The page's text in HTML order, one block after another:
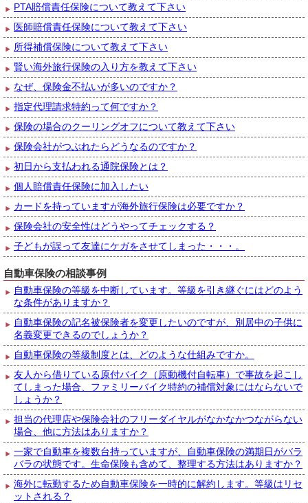
PTA賠償責任保険について教えて下さい
医師賠償責任保険について教えて下さい
所得補償保険について教えて下さい
賢い海外旅行保険の入り方を教えて下さい
なぜ、保険金不払いが多いのですか？
指定代理請求特約って何ですか？
保険の場合のクーリングオフについて教えて下さい
保険会社がつぶれたらどうなるのですか？
初日から支払われる通院保険とは？
個人賠償責任保険に加入したい
カードを持っていますが海外旅行保険は必要ですか？
保険会社の安全性はどうやってチェックする？
子どもが誤って友達にケガをさせてしまった・・・。
自動車保険の相談事例
自動車保険の等級を中断しています。等級を引き継ぐにはどのよう
な条件がありますか？
自動車保険の記名被保険者を変更したいのですが、別居中の子供に
名義変更できるのでしょうか？
自動車保険の等級制度とは、どのような仕組みですか。
友人から借りている原付バイク（原動機付自転車）で事故を起こし
てしまった場合、ファミリーバイク特約の補償対象にはならないで
しょうか？
担当の代理店や保険会社のフリーダイヤルがなかなかつながらない
場合、他に方法はありますか？
一家で自動車を複数台持っていますが、自動車保険の満期日がバラ
バラの状態です。生命保険も含めて、整理する方法はありますか？
海外に転勤するため自動車保険を一時的に解約します。等級はリセ
ットされる？